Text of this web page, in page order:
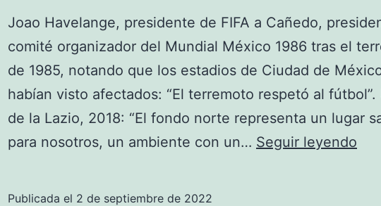
Joao Havelange, presidente de FIFA a Cañedo,
comité organizador del Mundial México 1986 tras el
de 1985, notando que los estadios de Ciudad de
habían visto afectados: “El terremoto respetó al fútbol”.
de la Lazio, 2018: “El fondo norte representa un lugar
para nosotros, un ambiente con un… Seguir leyendo
Publicada el 2 de septiembre de 2022